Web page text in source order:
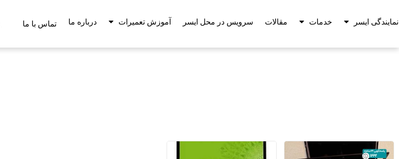
نمایندگی ایسر خدمات مقالات سرویس در محل ایسر آموزش تعمیرات درباره ما تماس با ما